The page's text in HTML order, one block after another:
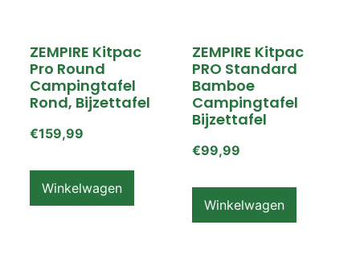
ZEMPIRE Kitpac
Pro Round
Campingtafel
Rond, Bijzettafel
€159,99
Winkelwagen
ZEMPIRE Kitpac
PRO Standard
Bamboe
Campingtafel
Bijzettafel
€99,99
Winkelwagen